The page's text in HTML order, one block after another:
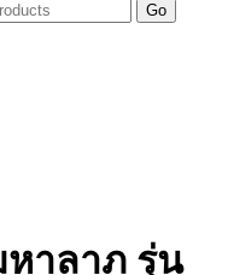
Go
าลาภ รุ่น